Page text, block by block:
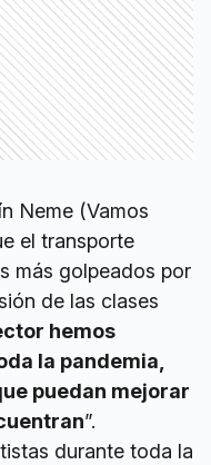
Neme (Vamos
el transporte
más golpeados por
de las clases
hemos
la pandemia,
puedan mejorar
”.
durante toda la